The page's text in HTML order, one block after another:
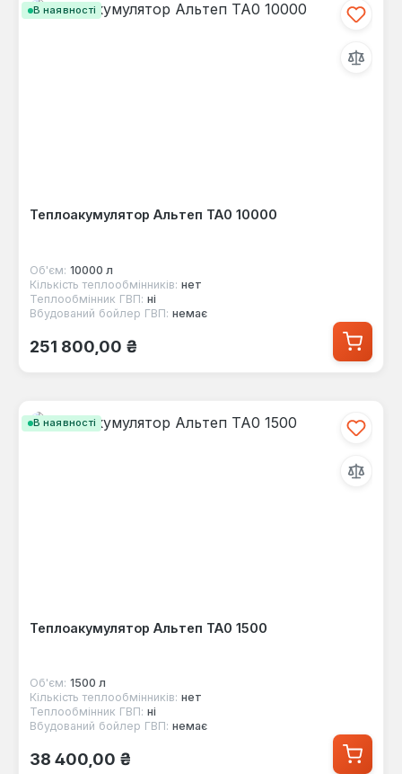
В наявності
Теплоакумулятор Альтеп ТА0 10000
Об'єм: 10000 л
Кількість теплообмінників: нет
Теплообмінник ГВП: ні
Вбудований бойлер ГВП: немає
Звичайна ціна:
251 800,00 ₴
В наявності
Теплоакумулятор Альтеп ТА0 1500
Об'єм: 1500 л
Кількість теплообмінників: нет
Теплообмінник ГВП: ні
Вбудований бойлер ГВП: немає
Звичайна ціна:
38 400,00 ₴